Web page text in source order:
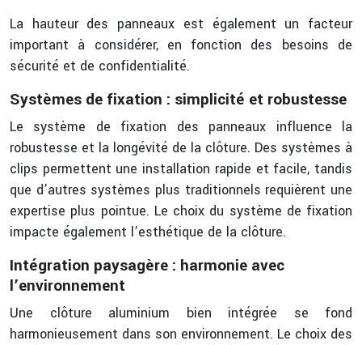
La hauteur des panneaux est également un facteur
important à considérer, en fonction des besoins de
sécurité et de confidentialité.
Systèmes de fixation : simplicité et robustesse
Le système de fixation des panneaux influence la
robustesse et la longévité de la clôture. Des systèmes à
clips permettent une installation rapide et facile, tandis
que d’autres systèmes plus traditionnels requièrent une
expertise plus pointue. Le choix du système de fixation
impacte également l’esthétique de la clôture.
Intégration paysagère : harmonie avec
l’environnement
Une clôture aluminium bien intégrée se fond
harmonieusement dans son environnement. Le choix des